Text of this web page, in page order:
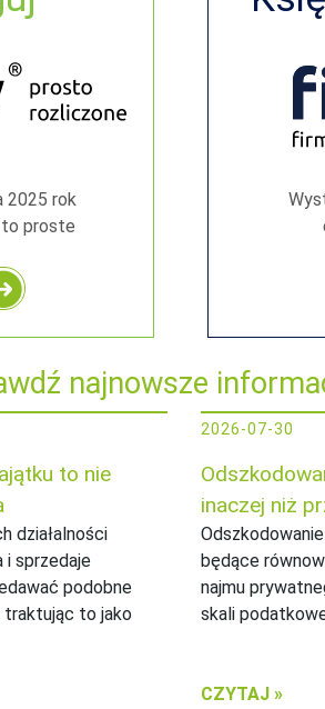
2025 rok
proste
najnowsze
to nie
działalności
i sprzedaje
podobne
traktując to jako
2026-07-30
inaczej niż
będące
najmu
skali
CZYTAJ »